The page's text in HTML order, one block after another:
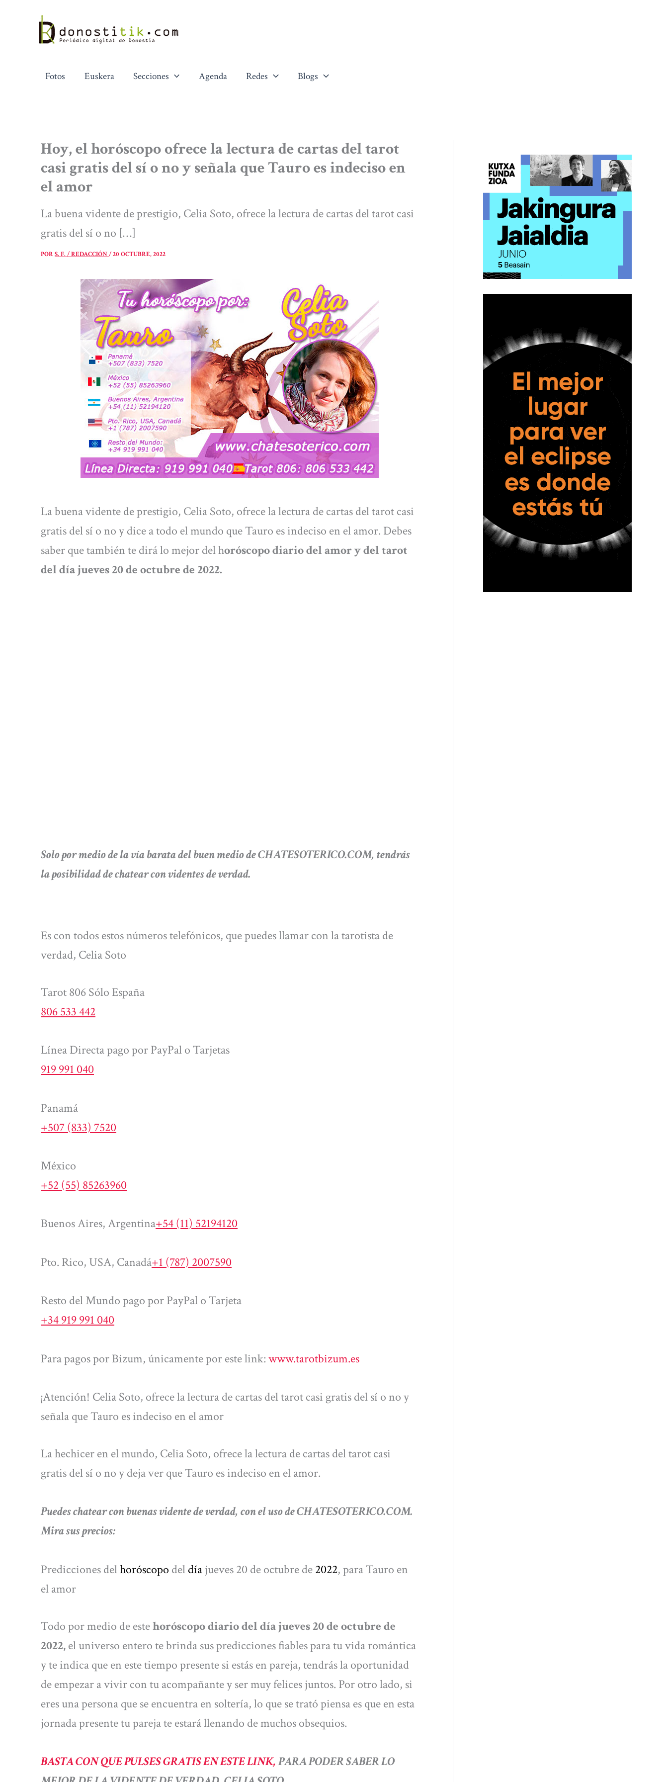
contenido
Fotos Euskera Secciones Agenda Redes Blogs
Hoy, el horóscopo ofrece la lectura de cartas del tarot
casi gratis del sí o no y señala que Tauro es indeciso en
el amor
La buena vidente de prestigio, Celia Soto, ofrece la lectura de cartas del tarot casi
gratis del sí o no […]
PORS. F. / REDACCIÓN/20 OCTUBRE, 2022
La buena vidente de prestigio, Celia Soto, ofrece la lectura de cartas del tarot casi
gratis del sí o no y dice a todo el mundo que Tauro es indeciso en el amor. Debes
saber que también te dirá lo mejor del horóscopo diario del amor y del tarot
del día jueves20de octubre de 2022.
Solo por medio de la vía barata del buen medio de CHATESOTERICO.COM, tendrás
la posibilidad de chatear con videntes de verdad.
Es con todos estos números telefónicos, que puedes llamar con la tarotista de
verdad, Celia Soto
Tarot 806 Sólo España
806 533 442
Línea Directa pago por PayPal o Tarjetas
919 991 040
Panamá
+507 (833) 7520
México
+52 (55) 85263960
Buenos Aires, Argentina+54 (11) 52194120
Pto. Rico, USA, Canadá+1 (787) 2007590
Resto del Mundo pago por PayPal o Tarjeta
+34 919 991 040
Para pagos por Bizum, únicamente por este link:www.tarotbizum.es
¡Atención! Celia Soto, ofrece la lectura de cartas del tarot casi gratis del sí o no y
señala que Tauro es indeciso en el amor
La hechicer en el mundo, Celia Soto, ofrece la lectura de cartas del tarot casi
gratis del sí o no y deja ver que Tauro es indeciso en el amor.
Puedes chatear con buenas vidente de verdad, con el uso de CHATESOTERICO.COM.
Mira sus precios:
Predicciones delhoróscopo deldíajueves 20 de octubre de2022, para Tauro en
el amor
Todo por medio de estehoróscopo diario del día jueves 20 de octubre de
2022,el universo entero te brinda sus predicciones fiables para tu vida romántica
y te indica que en este tiempo presente si estás en pareja, tendrás la oportunidad
de empezar a vivir con tu acompañante y ser muy felices juntos. Por otro lado, si
eres una persona que se encuentra en soltería, lo que se trató piensa es que en esta
jornada presente tu pareja te estará llenando de muchos obsequios.
BASTA CON QUE PULSES GRATIS EN ESTE LINK,PARA PODER SABER LO